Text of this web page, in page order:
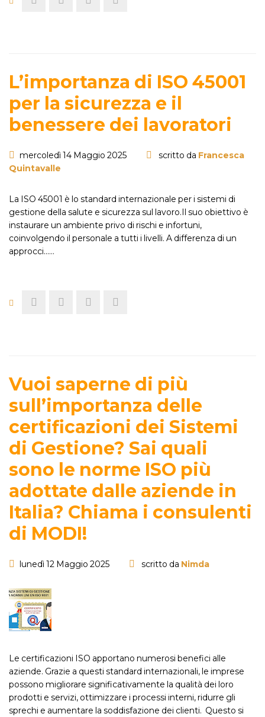
L’importanza di ISO 45001
per la sicurezza e il
benessere dei lavoratori
mercoledì 14 Maggio 2025 scritto da Francesca
Quintavalle
La ISO 45001 è lo standard internazionale per i sistemi di
gestione della salute e sicurezza sul lavoro.Il suo obiettivo è
instaurare un ambiente privo di rischi e infortuni,
coinvolgendo il personale a tutti i livelli. A differenza di un
approcci...…
Vuoi saperne di più
sull’importanza delle
certificazioni dei Sistemi
di Gestione? Sai quali
sono le norme ISO più
adottate dalle aziende in
Italia? Chiama i consulenti
di MODI!
lunedì 12 Maggio 2025 scritto da Nimda
Le certificazioni ISO apportano numerosi benefici alle
aziende. Grazie a questi standard internazionali, le imprese
possono migliorare significativamente la qualità dei loro
prodotti e servizi, ottimizzare i processi interni, ridurre gli
sprechi e aumentare la soddisfazione dei clienti. Questo si